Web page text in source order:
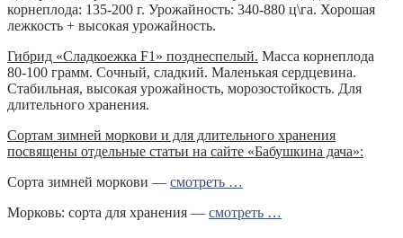
корнеплода: 135-200 г. Урожайность: 340-880 ц\га. Хорошая
лежкость + высокая урожайность.
Гибрид «Сладкоежка F1» позднеспелый. Масса корнеплода
80-100 грамм. Сочный, сладкий. Маленькая сердцевина.
Стабильная, высокая урожайность, морозостойкость. Для
длительного хранения.
Сортам зимней моркови и для длительного хранения
посвящены отдельные статьи на сайте «Бабушкина дача»:
Сорта зимней моркови — смотреть …
Морковь: сорта для хранения — смотреть …